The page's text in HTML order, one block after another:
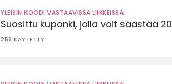
YLEISIN KOODI VASTAAVISSA LIIKKEISSÄ
Suosittu kuponki, jolla voit säästää
256 KÄYTETTY